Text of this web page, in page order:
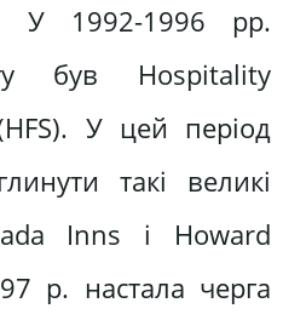
У 1992-1996 pp.
був Hospitality
У цей період
такі великі
Inns і Howard
p. настала черга